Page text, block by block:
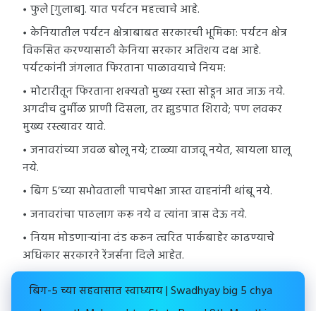
फुले [गुलाब]. यात पर्यटन महत्त्वाचे आहे.
केनियातील पर्यटन क्षेत्राबाबत सरकारची भूमिका: पर्यटन क्षेत्र
विकसित करण्यासाठी केनिया सरकार अतिशय दक्ष आहे.
पर्यटकांनी जंगलात फिरताना पाळावयाचे नियम:
मोटारीतून फिरताना शक्यतो मुख्य रस्ता सोडून आत जाऊ नये.
अगदीच दुर्मीळ प्राणी दिसला, तर झुडपात शिरावे; पण लवकर
मुख्य रस्त्यावर यावे.
जनावरांच्या जवळ बोलू नये; टाळ्या वाजवू नयेत, खायला घालू
नये.
बिग 5’च्या सभोवताली पाचपेक्षा जास्त वाहनांनी थांबू नये.
जनावरांचा पाठलाग करू नये व त्यांना त्रास देऊ नये.
नियम मोडणाऱ्यांना दंड करून त्वरित पार्कबाहेर काढण्याचे
अधिकार सरकारने रेंजर्सना दिले आहेत.
बिग-५ च्या सहवासात स्वाध्याय | Swadhyay big 5 chya